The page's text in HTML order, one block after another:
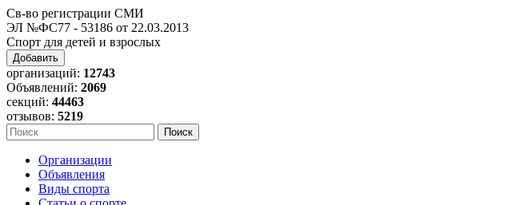
Св-во регистрации СМИ
ЭЛ №ФС77 - 53186 от 22.03.2013
Спорт для детей и взрослых
Добавить
организаций: 12743
Объявлений: 2069
секций: 44463
отзывов: 5219
Организации
Объявления
Виды спорта